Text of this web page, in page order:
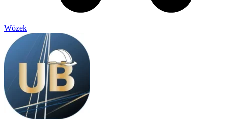
Wózek